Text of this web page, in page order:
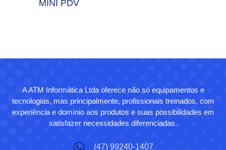
MINI PDV
A ATM Informática Ltda oferece não só equipamentos e
tecnologias, mas principalmente, profissionais treinados, com
experiência e domínio aos produtos e suas possibilidades em
satisfazer necessidades diferenciadas.
(47) 99240-1407